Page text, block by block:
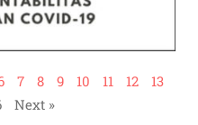
7 8 9 10 11 12
13
Next »